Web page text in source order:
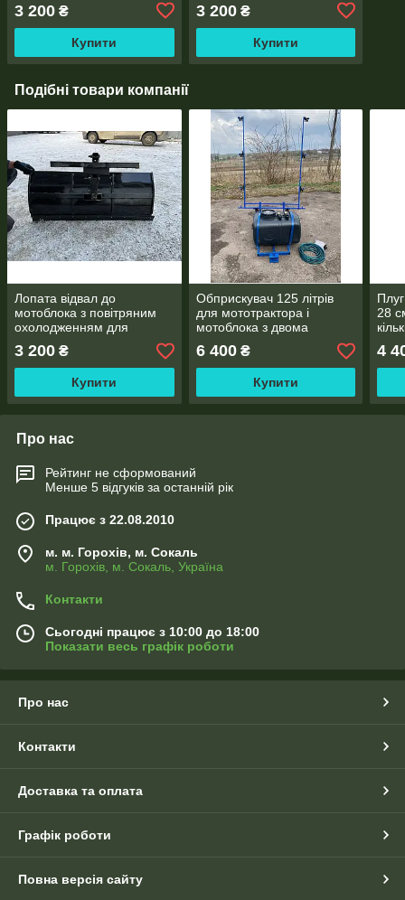
3 200 ₴
Купити
3 200₴
Купити
Подібні товари компанії
Лопата відвал до
мотоблока з повітряним
охолодженням для
очищення снігу
3 200 ₴
Купити
Обприскувач 125 літрів
для мототрактора і
мотоблока з двома
потужними насосами
6 400₴
Купити
28
4
Про нас
Рейтинг не сформований
Менше 5 відгуків за останній рік
Працює з 22.08.2010
м. м. Горохів, м. Сокаль
м. Горохів, м. Сокаль, Україна
Контакти
Сьогодні працює з 10:00 до 18:00
Показати весь графік роботи
Про нас
Контакти
Доставка та оплата
Графік роботи
Повна версія сайту